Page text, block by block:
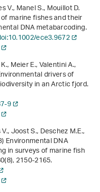
V., Manel S., Mouillot D.
marine fishes and their
DNA metabarcoding.
ece3.9672
Meier E., Valentini A.,
drivers of
in an Arctic fjord.
9
Joost S., Deschez M.E.,
Environmental DNA
in surveys of marine fish
(8), 2150-2165.